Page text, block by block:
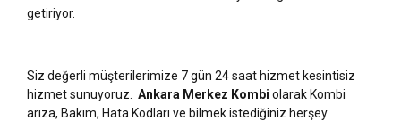
getiriyor.
Siz değerli müşterilerimize 7 gün 24 saat hizmet kesintisiz
hizmet sunuyoruz. Ankara Merkez Kombi olarak Kombi
arıza, Bakım, Hata Kodları ve bilmek istediğiniz herşey